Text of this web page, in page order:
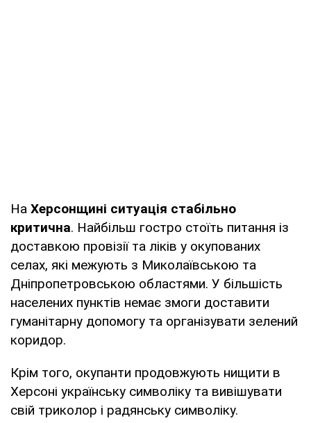
На Херсонщині ситуація стабільно
критична. Найбільш гостро стоїть питання із
доставкою провізії та ліків у окупованих
селах, які межують з Миколаївською та
Дніпропетровською областями. У більшість
населених пунктів немає змоги доставити
гуманітарну допомогу та організувати зелений
коридор.
Крім того, окупанти продовжують нищити в
Херсоні українську символіку та вивішувати
свій триколор і радянську символіку.